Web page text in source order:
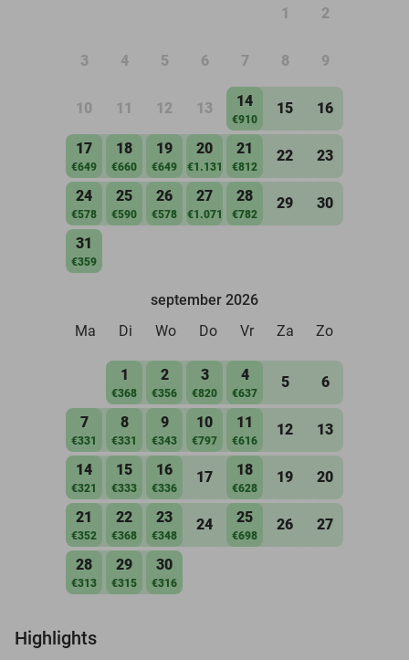
1 2
3 4 5 6 7 8 9
10 11 12 13 14
€910
15 16
17
€649
18
€660
19
€649
20
€1.131
21
€812
22 23
24
€578
25
€590
26
€578
27
€1.071
28
€782
29 30
31
€359
september 2026
Ma
Di Wo Do Vr Za Zo
1
€368
2
€356
3
€820
4
€637
5 6
7
€331
8
€331
9
€343
10
€797
11
€616
12 13
14
€321
15
€333
16
€336
17 18
€628
19 20
21
€352
22
€368
23
€348
24 25
€698
26 27
28
€313
29
€315
30
€316
Highlights